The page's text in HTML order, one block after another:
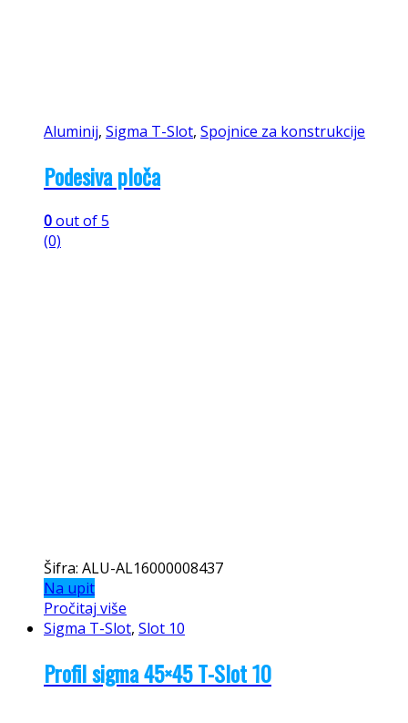
Aluminij, Sigma T-Slot, Spojnice za konstrukcije
Podesiva ploča
0out of 5
(0)
Šifra: ALU-AL16000008437
Na upit
Pročitaj više
Sigma T-Slot, Slot 10
Profil sigma 45×45 T-Slot 10